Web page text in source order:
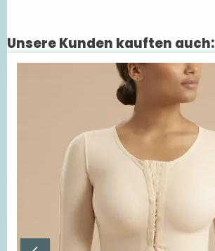
Produktgalerie überspringen
Unsere Kunden kauften auch: